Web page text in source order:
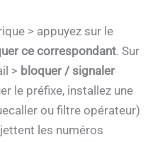
> appuyez sur le
ce correspondant. Sur
> bloquer / signaler
le préfixe, installez une
ou filtre opérateur)
les numéros